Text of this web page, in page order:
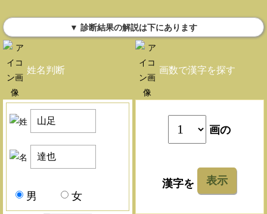
▼ 診断結果の解説は下にあります
姓名判断
男 女
画数で漢字を探す
画の
漢字を 表示